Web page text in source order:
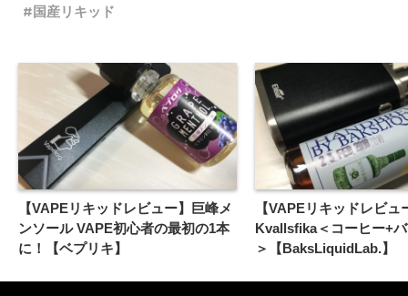
国産リキッド
【VAPEリキッドレビュー】巨峰メ
ンソール VAPE初心者の最初の1本
に！【ベプリキ】
【VAPEリキッドレビュ
Kvallsfika＜コーヒー+
＞【BaksLiquidLab.】